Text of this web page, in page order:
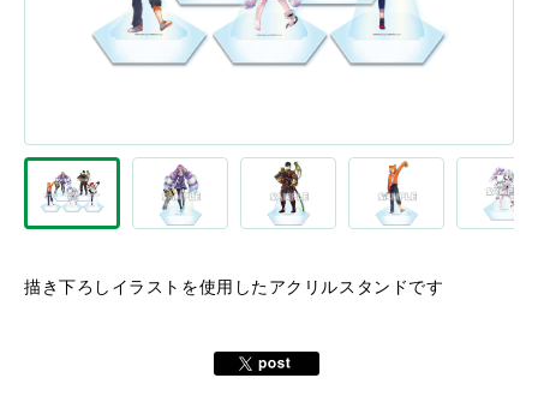
描き下ろしイラストを使用したアクリルスタンドです